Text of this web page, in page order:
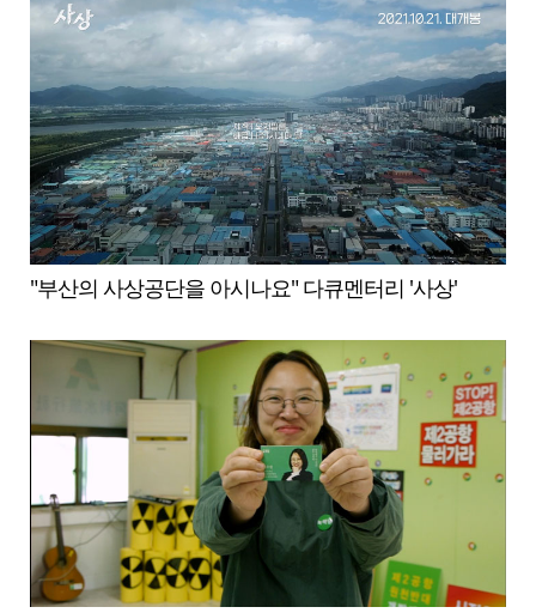
"부산의 사상공단을 아시나요" 다큐멘터리 '사상'